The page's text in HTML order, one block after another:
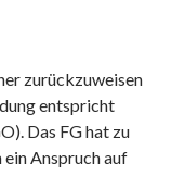
zurückzuweisen
entspricht
Das FG hat zu
ein Anspruch auf